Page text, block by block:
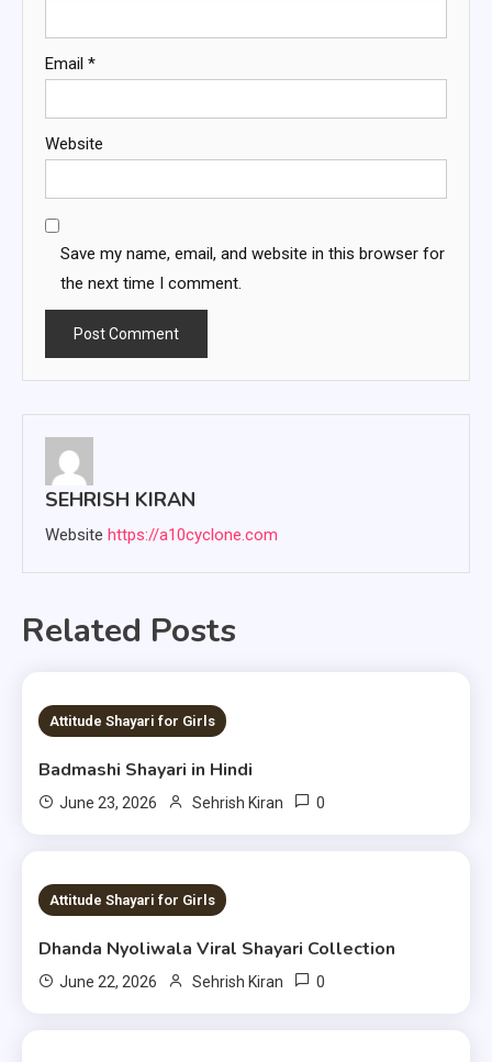
Email *
Website
Save my name, email, and website in this browser for
the next time I comment.
SEHRISH KIRAN
Website https://a10cyclone.com
Related Posts
1 MIN READ
Attitude Shayari for Girls
Badmashi Shayari in Hindi
June 23, 2026 Sehrish Kiran 0
1 MIN READ
Attitude Shayari for Girls
Dhanda Nyoliwala Viral Shayari Collection
June 22, 2026 Sehrish Kiran 0